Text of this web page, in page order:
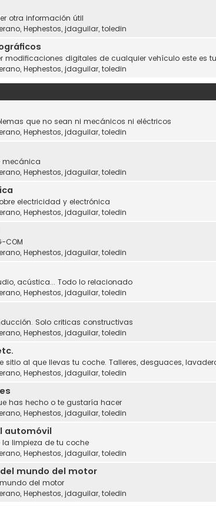
otra información útil
, Hephestos, jdaguilar, toledin
modificaciones digitales de cualquier vehículo este es
, Hephestos, jdaguilar, toledin
que no sean ni mecánicos ni eléctricos
, Hephestos, jdaguilar, toledin
mecánica
, Hephestos, jdaguilar, toledin
electricidad y electrónica
, Hephestos, jdaguilar, toledin
COM
, Hephestos, jdaguilar, toledin
acústica... Todo lo relacionado
, Hephestos, jdaguilar, toledin
Solo criticas constructivas
, Hephestos, jdaguilar, toledin
al que llevas tu coche. Talleres, desguaces,
, Hephestos, jdaguilar, toledin
has hecho o te gustaría hacer
, Hephestos, jdaguilar, toledin
automóvil
limpieza de tu coche
, Hephestos, jdaguilar, toledin
mundo del motor
del motor
, Hephestos, jdaguilar, toledin